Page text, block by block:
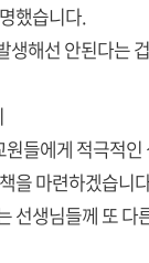
했습니다.
생해선 안된다는
들에게 적극적인
을 마련하겠습니
선생님들께 또 다